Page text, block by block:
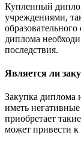
Купленный
учреждениями,
диплома
последствия.
Является ли
Закупка диплома
иметь
приобретает
может привести к